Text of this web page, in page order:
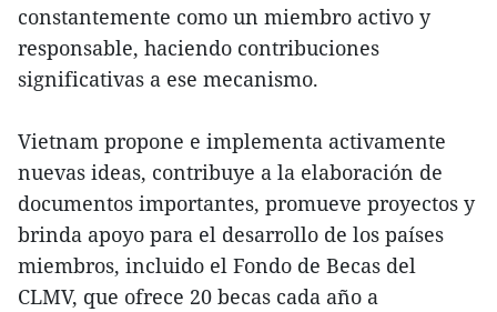
constantemente como un miembro activo y
responsable, haciendo contribuciones
significativas a ese mecanismo.
Vietnam propone e implementa activamente
nuevas ideas, contribuye a la elaboración de
documentos importantes, promueve proyectos y
brinda apoyo para el desarrollo de los países
miembros, incluido el Fondo de Becas del
CLMV, que ofrece 20 becas cada año a